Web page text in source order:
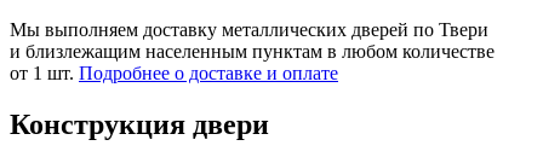
Мы выполняем доставку металлических дверей по Твери
и близлежащим населенным пунктам в любом количестве
от 1 шт. Подробнее о доставке и оплате
Конструкция двери